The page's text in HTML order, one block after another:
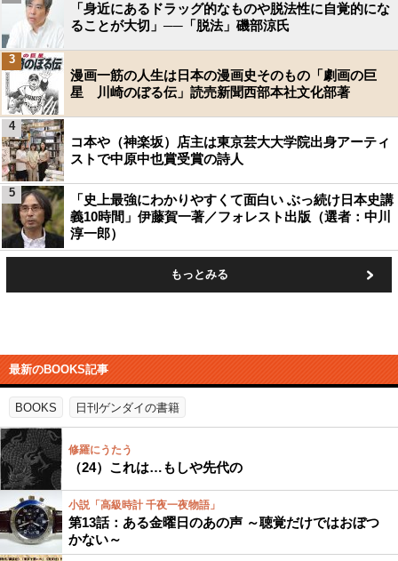
「身近にあるドラッグ的なものや脱法性に自覚的にな
ることが大切」──「脱法」磯部涼氏
漫画一筋の人生は日本の漫画史そのもの「劇画の巨
星 川崎のぼる伝」読売新聞西部本社文化部著
3
コ本や（神楽坂）店主は東京芸大大学院出身アーティ
ストで中原中也賞受賞の詩人
4
「史上最強にわかりやすくて面白い ぶっ続け日本史講
義10時間」伊藤賀一著／フォレスト出版（選者：中川
淳一郎）
5
もっとみる
最新のBOOKS記事
BOOKS 日刊ゲンダイの書籍
修羅にうたう
（24）これは…もしや先代の
小説「高級時計 千夜一夜物語」
第13話：ある金曜日のあの声 ～聴覚だけではおぼつ
かない～